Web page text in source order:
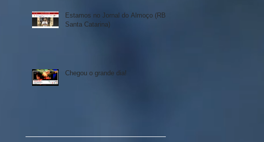
Estamos no Jornal do Almoço (RBS
Santa Catarina)
Chegou o grande dia!